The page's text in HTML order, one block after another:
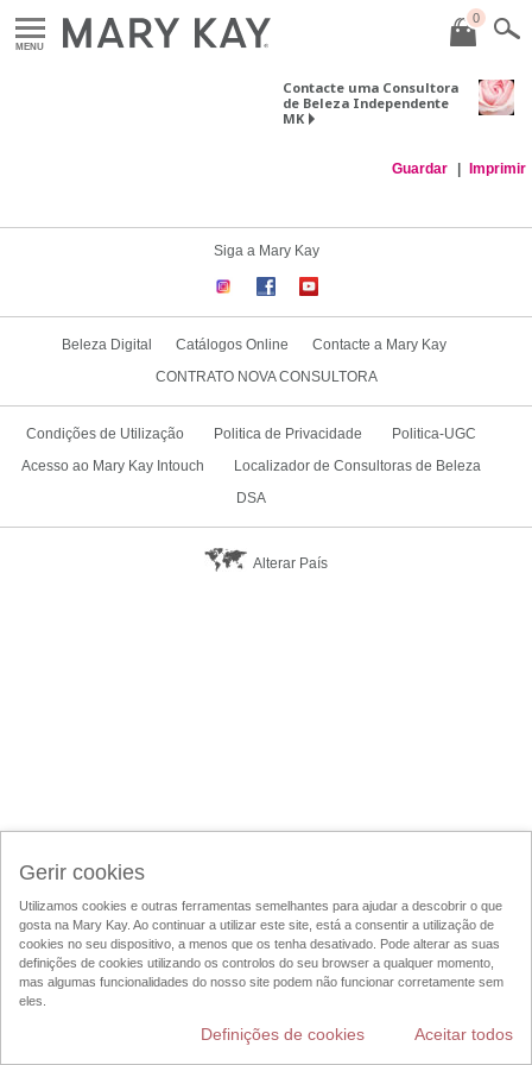
MENU
0
Contacte uma Consultora
de Beleza Independente
MK
Guardar Imprimir
Siga a Mary Kay
Beleza Digital Catálogos Online
Contacte a Mary Kay
CONTRATO NOVA CONSULTORA
Condições de Utilização Politica de Privacidade
Politica-UGC
Acesso ao Mary Kay Intouch
Localizador de Consultoras de Beleza
DSA
Alterar País
Gerir cookies
Utilizamos cookies e outras ferramentas semelhantes para ajudar a descobrir o que
gosta na Mary Kay. Ao continuar a utilizar este site, está a consentir a utilização de
cookies no seu dispositivo, a menos que os tenha desativado. Pode alterar as suas
definições de cookies utilizando os controlos do seu browser a qualquer momento,
mas algumas funcionalidades do nosso site podem não funcionar corretamente sem
eles.
Aceitar todos
Definições de cookies